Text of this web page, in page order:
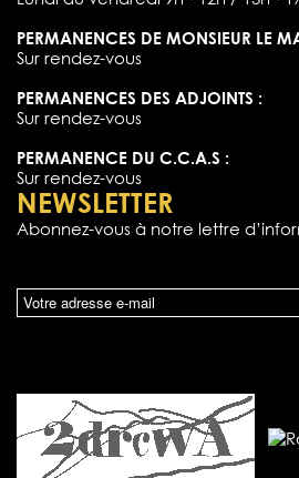
PERMANENCES DE MONSIEUR LE
Sur rendez-vous
PERMANENCES DES ADJOINTS :
Sur rendez-vous
PERMANENCE DU C.C.A.S :
Sur rendez-vous
NEWSLETTER
Abonnez-vous à notre lettre